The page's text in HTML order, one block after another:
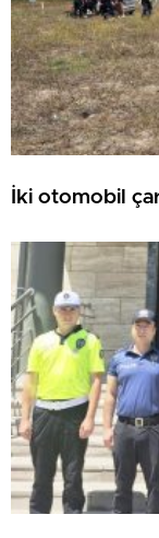
İki otomobil